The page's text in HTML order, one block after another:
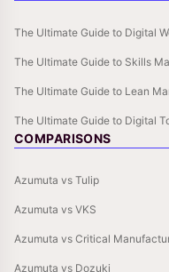
The Ultimate Guide to Digital
The Ultimate Guide to Skills
The Ultimate Guide to Lean
The Ultimate Guide to Digital
COMPARISONS
Azumuta vs Tulip
Azumuta vs VKS
Azumuta vs Critical
Azumuta vs Dozuki